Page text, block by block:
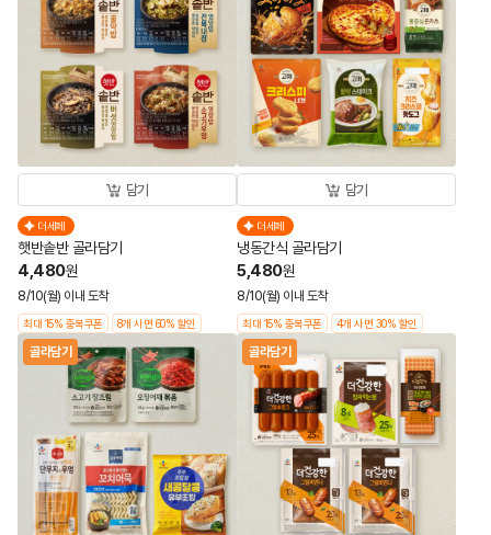
담기
더세페
햇반솥반 골라담기
4,480원
8/10(월) 이내 도착
최대 15% 중복쿠폰 8개 사면 60% 할인
담기
더세페
냉동간식 골라담기
5,480원
8/10(월) 이내 도착
최대 15% 중복쿠폰 4개 사면 30% 할인
골라담기 골라담기